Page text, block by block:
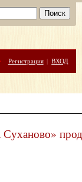
Регистрация | ВХОД